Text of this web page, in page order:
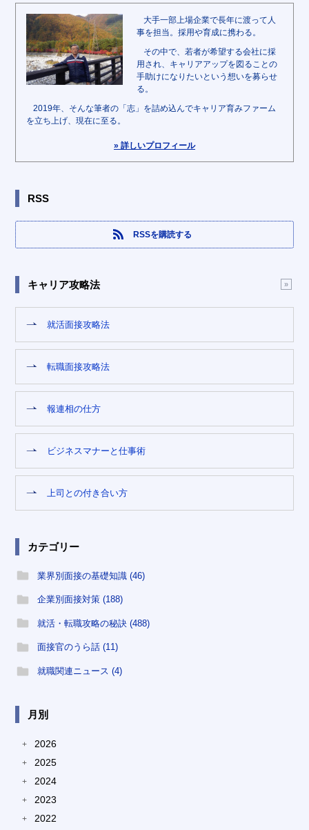
大手一部上場企業で長年に渡って人
事を担当。採用や育成に携わる。
その中で、若者が希望する会社に採
用され、キャリアアップを図ることの
手助けになりたいという想いを募らせ
る。
2019年、そんな筆者の「志」を詰め込んでキャリア育みファーム
を立ち上げ、現在に至る。
» 詳しいプロフィール
RSS
RSSを購読する
キャリア攻略法
就活面接攻略法
転職面接攻略法
報連相の仕方
ビジネスマナーと仕事術
上司との付き合い方
カテゴリー
業界別面接の基礎知識 (46)
企業別面接対策 (188)
就活・転職攻略の秘訣 (488)
面接官のうら話 (11)
就職関連ニュース (4)
月別
+ 2026
+ 2025
+ 2024
+ 2023
+ 2022